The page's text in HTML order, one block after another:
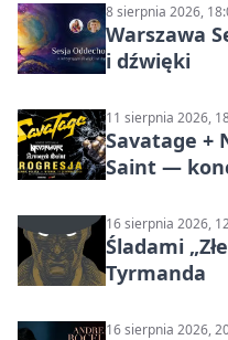
8 sierpnia 2026,
Warszawa
i dźwięki
11 sierpnia 2026,
Savatage +
Saint —
16 sierpnia 2026,
Śladami
Tyrmanda
16 sierpnia 2026,